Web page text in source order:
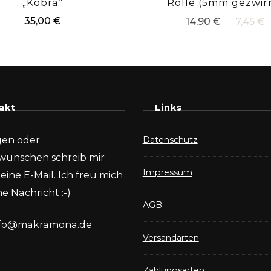
„Kobra“
35,00 €
Rolle (5mm
14,90€ 7,45€
oder
schreib mir
E-Mail. Ich freu mich
Nachricht :-)
Links
Datenschutz
Impressum
AGB
Versandarten